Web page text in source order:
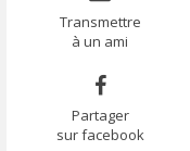
Transmettre
à un ami
Partager
sur facebook